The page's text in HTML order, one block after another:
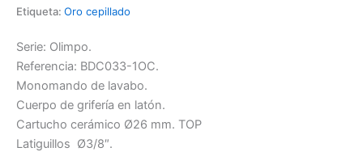
Etiqueta: Oro cepillado
Serie: Olimpo.
Referencia: BDC033-1OC.
Monomando de lavabo.
Cuerpo de grifería en latón.
Cartucho cerámico Ø26 mm. TOP
Latiguillos Ø3/8″.